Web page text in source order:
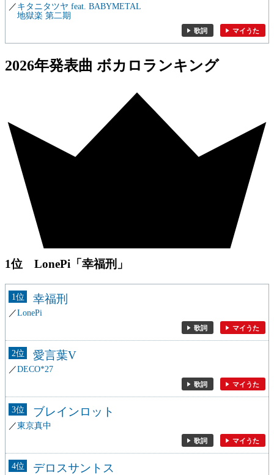
キタニタツヤ feat. BABYMETAL
地獄楽 第二期
歌詞 マイうた
2026年発表曲 ボカロランキング
1位 LonePi「幸福刑」
1 幸福刑
LonePi
歌詞 マイうた
2 愛言葉V
DECO*27
歌詞 マイうた
3 ブレインロット
東京真中
歌詞 マイうた
4 デロスサントス